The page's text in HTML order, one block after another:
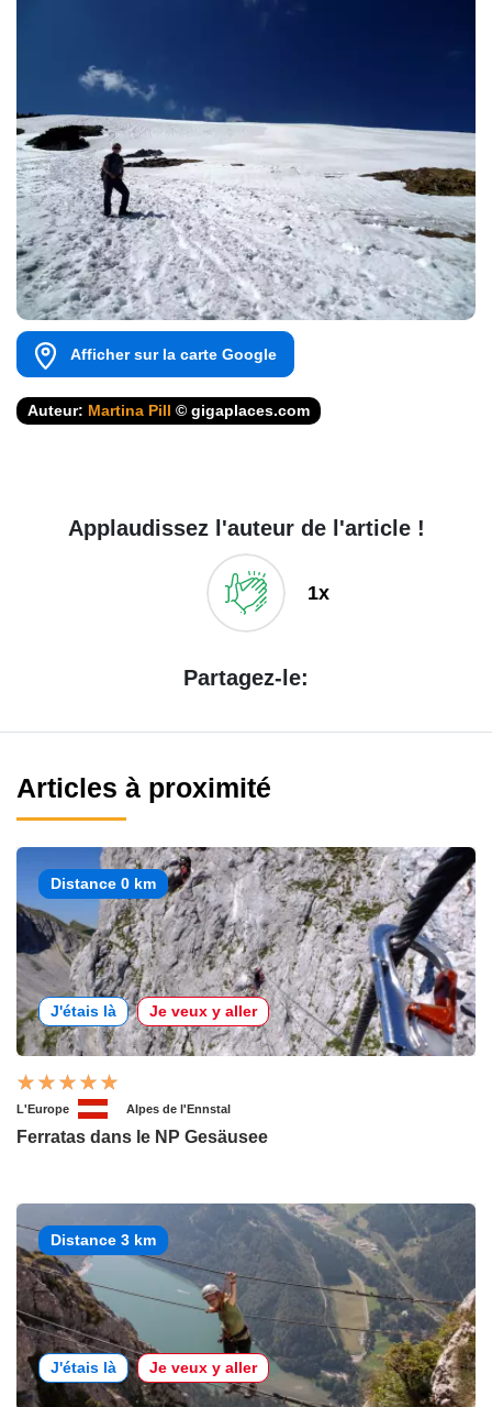
Afficher sur la carte Google
Auteur: Martina Pill © gigaplaces.com
Applaudissez l'auteur de l'article !
1x
Partagez-le:
Articles à proximité
Distance 0 km
J'étais là Je veux y aller
L'Europe Alpes de l'Ennstal
Ferratas dans le NP Gesäusee
Distance 3 km
J'étais là Je veux y aller